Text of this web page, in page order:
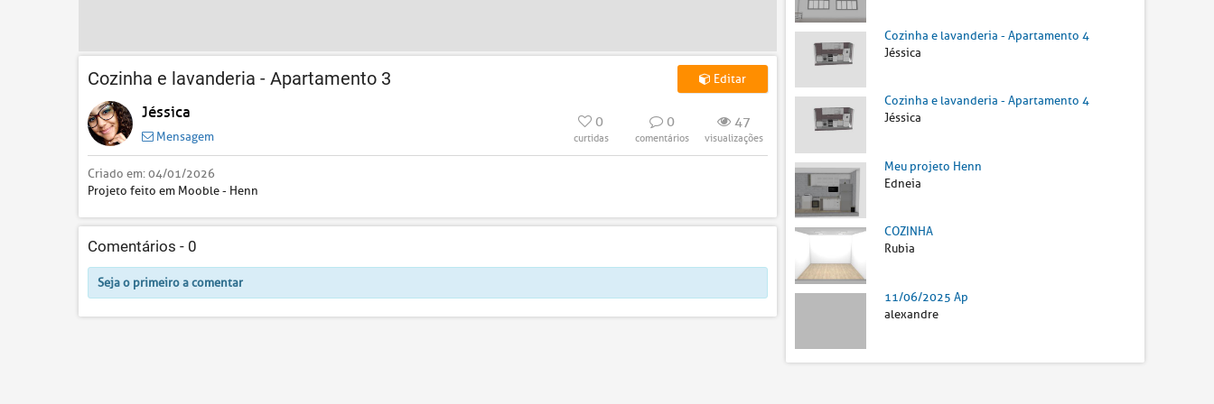
Cozinha e lavanderia - Apartamento 3 Editar
Jéssica
Mensagem
0
curtidas
0
comentários
47
visualizações
Criado em:04/01/2026
Projeto feito em Mooble - Henn
Comentários - 0
Seja o primeiro a comentar
Cozinha e lavanderia - Apartamento 4
Jéssica
Cozinha e lavanderia - Apartamento 4
Jéssica
Meu projeto Henn
Edneia
COZINHA
Rubia
11/06/2025 Ap
alexandre